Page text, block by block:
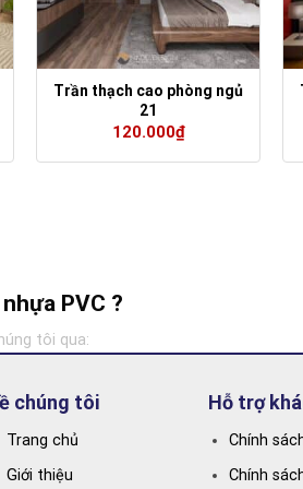
Trần thạch cao phòng ngủ
21
120.000₫
PVC ?
tôi qua:
chúng tôi
Trang chủ
Giới thiệu
Hỗ trợ
Chính
Chính